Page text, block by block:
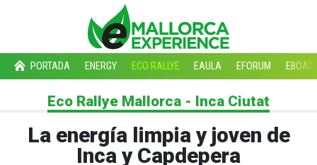
PORTADA ENERGY ECO RALLYE EAULA EFORUM EBOAT
Eco Rallye Mallorca - Inca Ciutat
La energía limpia y joven de
Inca y Capdepera